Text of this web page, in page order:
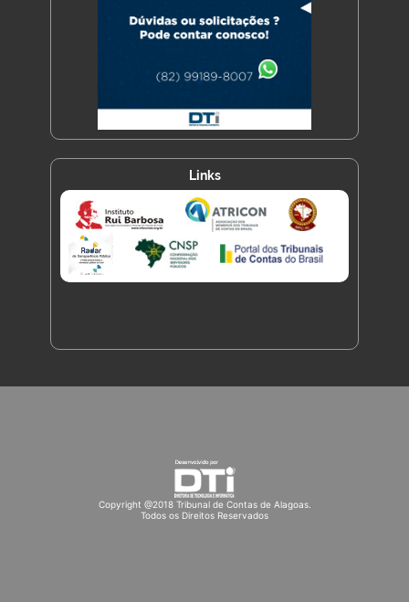
Links
Copyright @2018 Tribunal de Contas de Alagoas.
Todos os Direitos Reservados